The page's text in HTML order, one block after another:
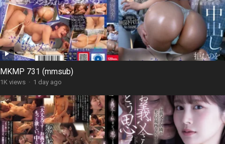
MKMP 731 (mmsub)
1K views · 1 day ago